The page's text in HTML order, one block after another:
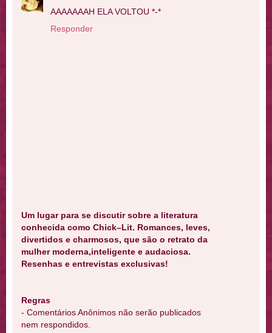
AAAAAAAH ELA VOLTOU *-*
Responder
Um lugar para se discutir sobre a literatura
conhecida como Chick–Lit. Romances, leves,
divertidos e charmosos, que são o retrato da
mulher moderna,inteligente e audaciosa.
Resenhas e entrevistas exclusivas!
Regras
- Comentários Anônimos não serão publicados
nem respondidos.